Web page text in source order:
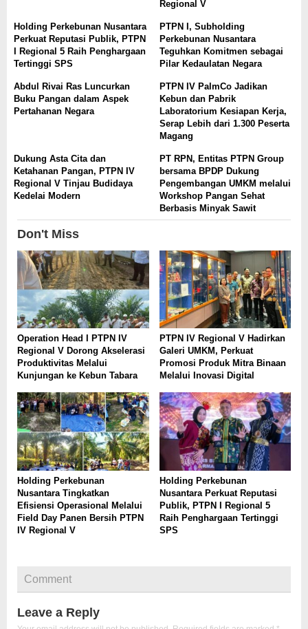
Regional V
Holding Perkebunan Nusantara
Perkuat Reputasi Publik, PTPN
I Regional 5 Raih Penghargaan
Tertinggi SPS
PTPN I, Subholding
Perkebunan Nusantara
Teguhkan Komitmen sebagai
Pilar Kedaulatan Negara
Abdul Rivai Ras Luncurkan
Buku Pangan dalam Aspek
Pertahanan Negara
PTPN IV PalmCo Jadikan
Kebun dan Pabrik
Laboratorium Kesiapan Kerja,
Serap Lebih dari 1.300 Peserta
Magang
Dukung Asta Cita dan
Ketahanan Pangan, PTPN IV
Regional V Tinjau Budidaya
Kedelai Modern
PT RPN, Entitas PTPN Group
bersama BPDP Dukung
Pengembangan UMKM melalui
Workshop Pangan Sehat
Berbasis Minyak Sawit
Don't Miss
Operation Head I PTPN IV
Regional V Dorong Akselerasi
Produktivitas Melalui
Kunjungan ke Kebun Tabara
PTPN IV Regional V Hadirkan
Galeri UMKM, Perkuat
Promosi Produk Mitra Binaan
Melalui Inovasi Digital
Holding Perkebunan
Nusantara Tingkatkan
Efisiensi Operasional Melalui
Field Day Panen Bersih PTPN
IV Regional V
Holding Perkebunan
Nusantara Perkuat Reputasi
Publik, PTPN I Regional 5
Raih Penghargaan Tertinggi
SPS
Comment
Leave a Reply